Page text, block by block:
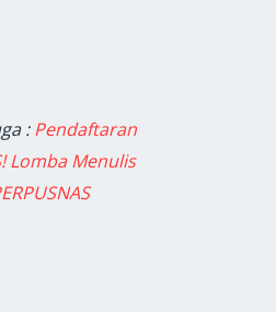
:Pendaftaran
Lomba Menulis